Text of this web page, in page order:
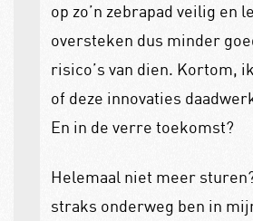
op zo’n zebrapad veilig en
oversteken dus minder
risico’s van dien. Kortom,
of deze innovaties
En in de verre toekomst?
Helemaal niet meer
straks onderweg ben in